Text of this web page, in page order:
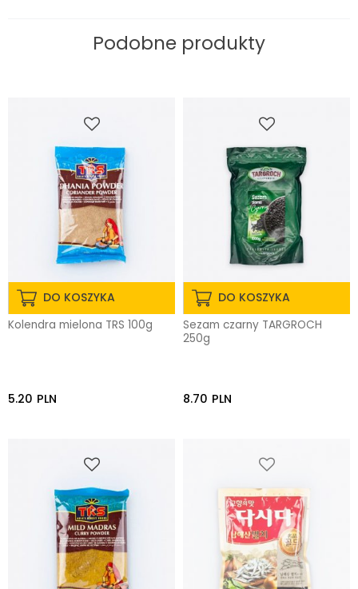
Podobne produkty
DO KOSZYKA
Kolendra mielona TRS 100g
5.20 PLN
DO KOSZYKA
Sezam czarny TARGROCH
250g
8.70 PLN